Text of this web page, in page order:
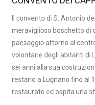
Il convento di S. Antonio
meraviglioso boschetto di
paesaggio attorno al
volontarie degli abitanti di
sei anni alla sua
restano a Lugnano fino al
restaurato ed ospita una